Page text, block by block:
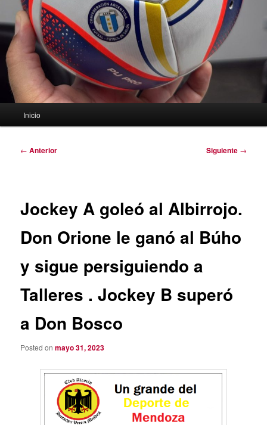
Inicio
Navegación
← Anterior Siguiente →
Jockey A goleó al Albirrojo.
Don Orione le ganó al Búho
y sigue persiguiendo a
Talleres . Jockey B superó
a Don Bosco
Posted onmayo 31, 2023